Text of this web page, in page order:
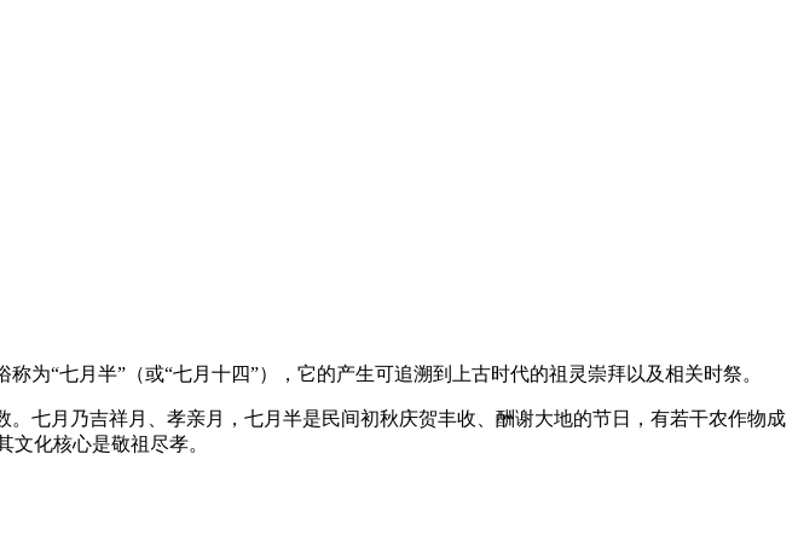
为“七月半”（或“七月十四”），它的产生可追溯到上古时代的祖灵崇拜以及相关时祭。
七月乃吉祥月、孝亲月，七月半是民间初秋庆贺丰收、酬谢大地的节日，有若干农作物成
化核心是敬祖尽孝。